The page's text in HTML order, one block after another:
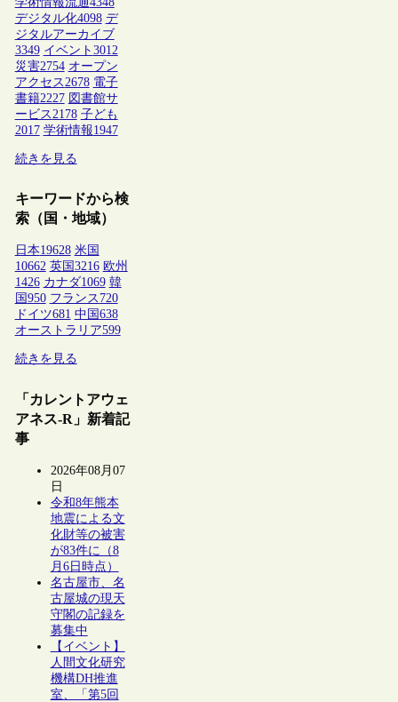
デジタル化4098 デ
ジタルアーカイブ
3349 イベント 3012
災害2754 オープン
アクセス 2678 電子
書籍2227 図書館サ
ービス 2178 子ども
2017 学術情報1947
続きを見る
キーワードから検
索（国・地域）
日本19628 米国
10662 英国 3216 欧州
1426 カナダ1069 韓
国 950 フランス 720
ドイツ681 中国 638
オーストラリア599
続きを見る
「カレントアウェ
アネス-R」新着記
事
2026年08月07
日
令和8年熊本
地震による文
化財等の被害
が83件に（8
月6日時点）
名古屋市、名
古屋城の現天
守閣の記録を
募集中
【イベント】
人間文化研究
機構DH推進
室、「第5回